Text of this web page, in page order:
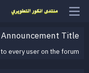
Announcement Title
every user on the forum.